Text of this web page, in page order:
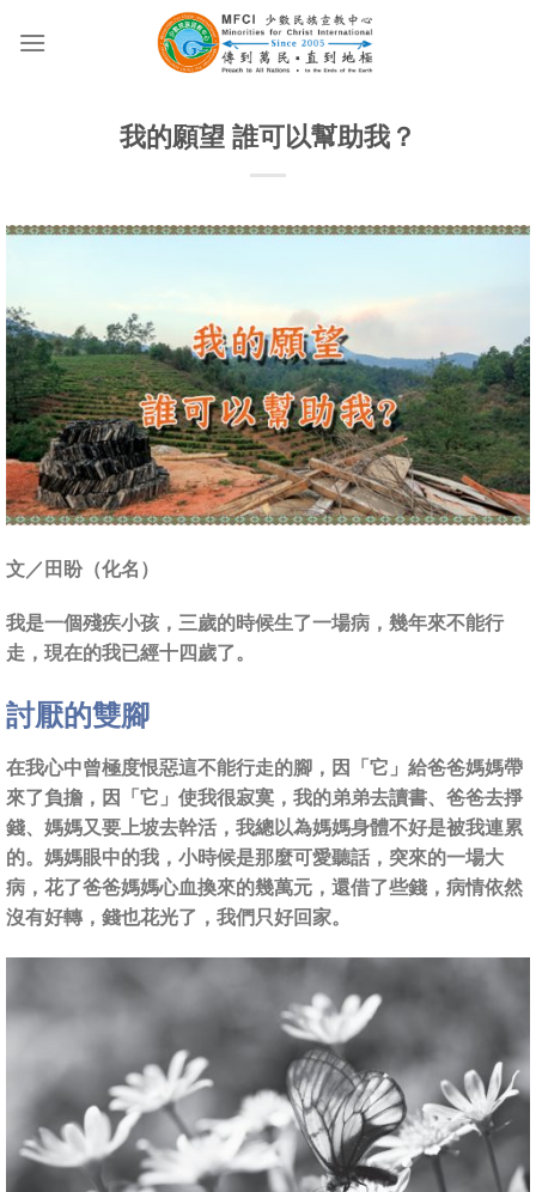
我的願望 誰可以幫助我？
文／田盼（化名）
我是一個殘疾小孩，三歲的時候生了一場病，幾年來不能行
走，現在的我已經十四歲了。
討厭的雙腳
在我心中曾極度恨惡這不能行走的腳，因「它」給爸爸媽媽帶
來了負擔，因「它」使我很寂寞，我的弟弟去讀書、爸爸去掙
錢、媽媽又要上坡去幹活，我總以為媽媽身體不好是被我連累
的。媽媽眼中的我，小時候是那麼可愛聽話，突來的一場大
病，花了爸爸媽媽心血換來的幾萬元，還借了些錢，病情依然
沒有好轉，錢也花光了，我們只好回家。